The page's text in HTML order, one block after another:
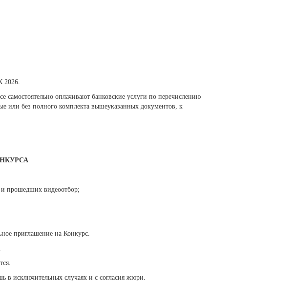
2026.
самостоятельно оплачивают банковские услуги по перечислению
или без полного комплекта вышеуказанных документов, к
и прошедших видеоотбор;
приглашение на Конкурс.
в исключительных случаях и с согласия жюри.